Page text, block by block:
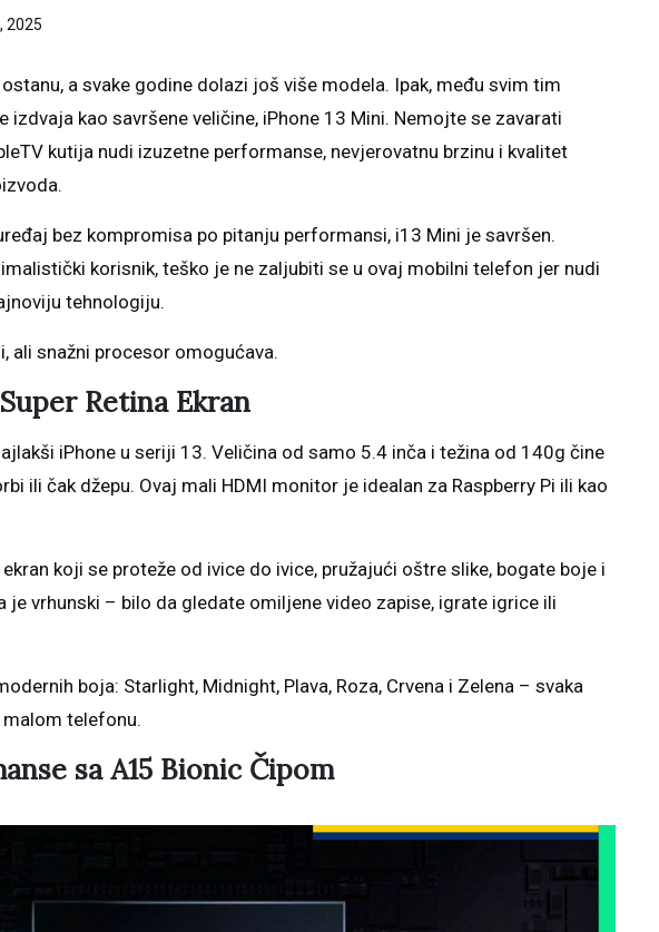
2025
a svake godine dolazi još više modela. Ipak, među svim tim
izdvaja kao savršene veličine, iPhone 13 Mini. Nemojte se zavarati
kutija nudi izuzetne performanse, nevjerovatnu brzinu i kvalitet
bez kompromisa po pitanju performansi, i13 Mini je savršen.
korisnik, teško je ne zaljubiti se u ovaj mobilni telefon jer nudi
tehnologiju.
ali snažni procesor omogućava.
Retina Ekran
iPhone u seriji 13. Veličina od samo 5.4 inča i težina od 140g čine
ili čak džepu. Ovaj mali HDMI monitor je idealan za Raspberry Pi ili kao
ekran koji se proteže od ivice do ivice, pružajući oštre slike, bogate boje i
je vrhunski – bilo da gledate omiljene video zapise, igrate igrice ili
boja: Starlight, Midnight, Plava, Roza, Crvena i Zelena – svaka
telefonu.
sa A15 Bionic Čipom